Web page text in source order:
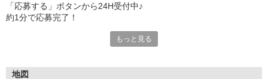
「応募する」ボタンから24H受付中♪
約1分で応募完了！
もっと見る
地図